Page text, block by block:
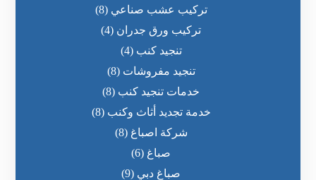
تركيب عشب صناعي (8)
تركيب ورق جدران (4)
تنجيد كنب (4)
تنجيد مفروشات (8)
خدمات تنجيد كنب (8)
خدمة تجديد أثاث وكنب (8)
شركة اصباغ (8)
صباغ (6)
صباغ دبي (9)